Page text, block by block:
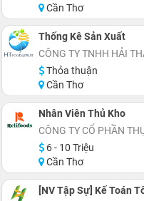
Cần Thơ
Thống Kê Sản Xuất
CÔNG TY TNHH HẢI
Thỏa thuận
Cần Thơ
Nhân Viên Thủ Kho
CÔNG TY CỔ PHẦN
6 - 10 Triệu
Cần Thơ
[NV Tập Sự] Kế Toán